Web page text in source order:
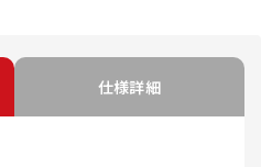
仕様詳細